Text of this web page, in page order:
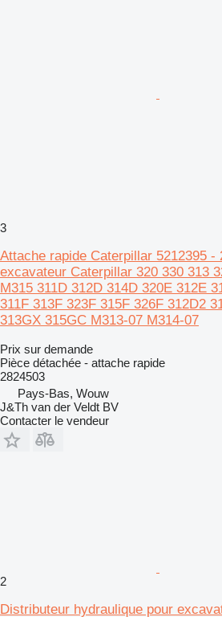
3
Attache rapide Caterpillar 5212395 -
excavateur Caterpillar 320 330 313
M315 311D 312D 314D 320E 312E
311F 313F 323F 315F 326F 312D2
313GX 315GC M313-07 M314-07
Prix sur demande
Pièce détachée - attache rapide
2824503
Pays-Bas, Wouw
J&Th van der Veldt BV
Contacter le vendeur
2
Distributeur hydraulique pour